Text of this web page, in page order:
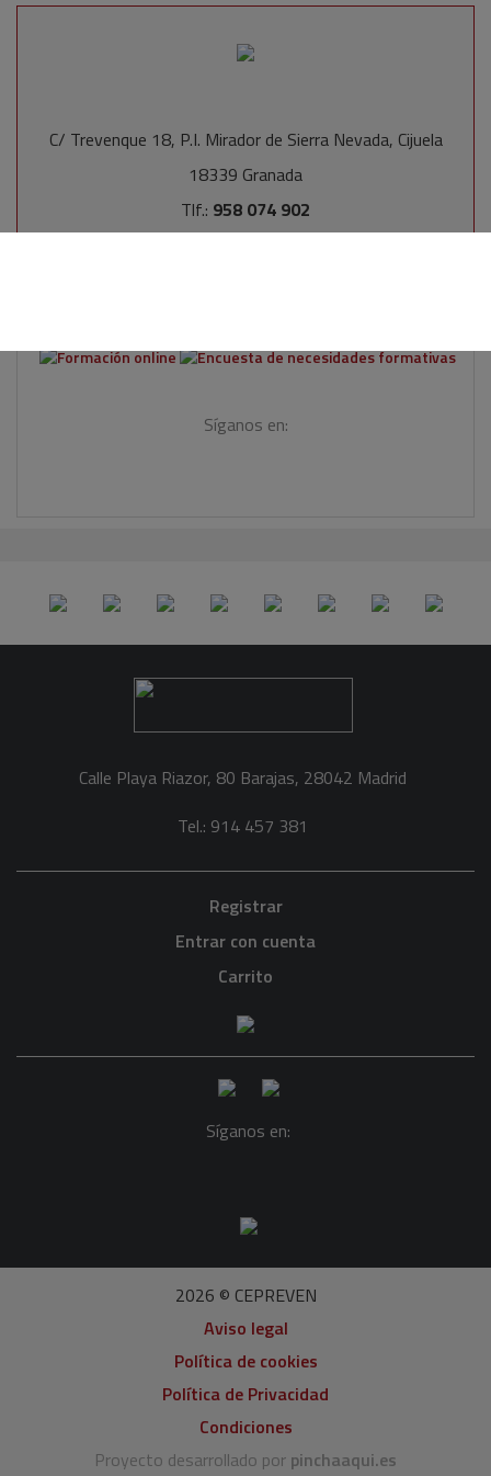
C/ Trevenque 18, P.I. Mirador de Sierra Nevada, Cijuela
18339 Granada
Tlf.: 958 074 902
Síganos en:
Calle Playa Riazor, 80 Barajas, 28042 Madrid
Tel.: 914 457 381
Registrar
Entrar con cuenta
Carrito
Síganos en:
2026 © CEPREVEN
Aviso legal
Política de cookies
Política de Privacidad
Condiciones
Proyecto desarrollado por pinchaaqui.es